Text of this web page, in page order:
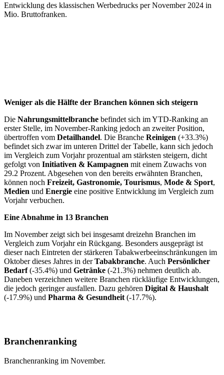
Entwicklung des klassischen Werbedrucks per November 2024 in
Mio. Bruttofranken.
Weniger als die Hälfte der Branchen können sich steigern
Die Nahrungsmittelbranche befindet sich im YTD-Ranking an
erster Stelle, im November-Ranking jedoch an zweiter Position,
übertroffen vom Detailhandel. Die Branche Reinigen (+33.3%)
befindet sich zwar im unteren Drittel der Tabelle, kann sich jedoch
im Vergleich zum Vorjahr prozentual am stärksten steigern, dicht
gefolgt von Initiativen & Kampagnen mit einem Zuwachs von
29.2 Prozent. Abgesehen von den bereits erwähnten Branchen,
können noch Freizeit, Gastronomie, Tourismus, Mode & Sport,
Medien und Energie eine positive Entwicklung im Vergleich zum
Vorjahr verbuchen.
Eine Abnahme in 13 Branchen
Im November zeigt sich bei insgesamt dreizehn Branchen im
Vergleich zum Vorjahr ein Rückgang. Besonders ausgeprägt ist
dieser nach Eintreten der stärkeren Tabakwerbeeinschränkungen im
Oktober dieses Jahres in derTabakbranche. Auch Persönlicher
Bedarf(-35.4%) und Getränke (-21.3%) nehmen deutlich ab.
Daneben verzeichnen weitere Branchen rückläufige Entwicklungen,
die jedoch geringer ausfallen. Dazu gehören Digital & Haushalt
(-17.9%) und Pharma & Gesundheit (-17.7%).
Branchenranking
Branchenranking im November.